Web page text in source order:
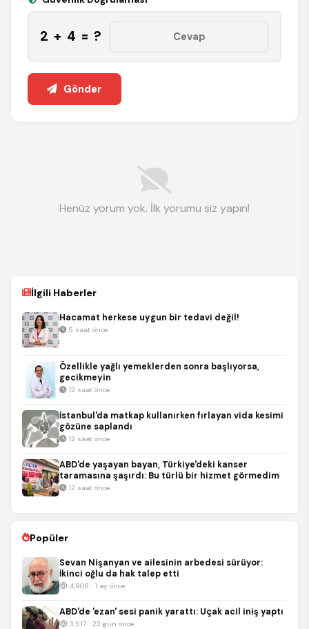
2 + 4 = ?
Gönder
Henüz yorum yok. İlk yorumu siz yapın!
İlgili Haberler
Hacamat herkese uygun bir tedavi değil!
5 saat önce
Özellikle yağlı yemeklerden sonra başlıyorsa,
gecikmeyin
12 saat önce
İstanbul'da matkap kullanırken fırlayan vida kesimi
gözüne saplandı
12 saat önce
ABD'de yaşayan bayan, Türkiye'deki kanser
taramasına şaşırdı: Bu türlü bir hizmet görmedim
12 saat önce
Popüler
Sevan Nişanyan ve ailesinin arbedesi sürüyor:
İkinci oğlu da hak talep etti
4,908 · 1 ay önce
ABD'de 'ezan' sesi panik yarattı: Uçak acil iniş yaptı
3,517 · 22 gün önce